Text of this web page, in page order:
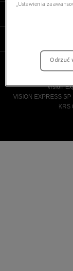
Vision
VISION EXPRESS
KRS
„Ustawienia
Odrzuć